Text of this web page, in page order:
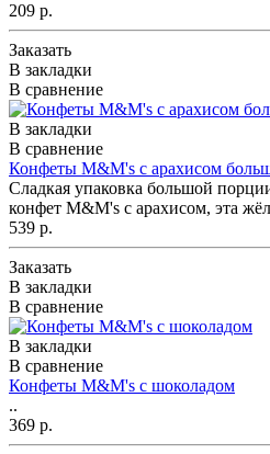
209 р.
Заказать
В закладки
В сравнение
В закладки
В сравнение
Конфеты M&M's с арахисом
Сладкая упаковка большой
конфет M&M's с арахисом, эта
539 р.
Заказать
В закладки
В сравнение
В закладки
В сравнение
Конфеты M&M's с шоколадом
..
369 р.